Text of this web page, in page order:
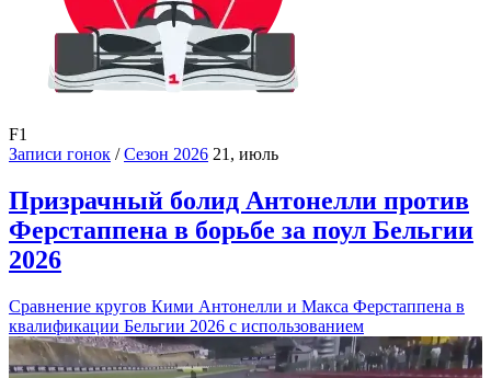
F1
Записи гонок /Сезон 2026 21, июль
Призрачный болид Антонелли против
Ферстаппена в борьбе за поул Бельгии
2026
Сравнение кругов Кими Антонелли и Макса Ферстаппена в
квалификации Бельгии 2026 с использованием